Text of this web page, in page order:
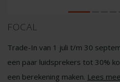
FOCAL
Trade-In van 1 juli t/m 30
een paar luidsprekers tot 30%
een berekening maken. Lees